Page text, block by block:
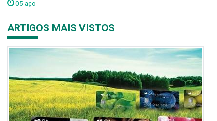
05 ago
ARTIGOS MAIS VISTOS